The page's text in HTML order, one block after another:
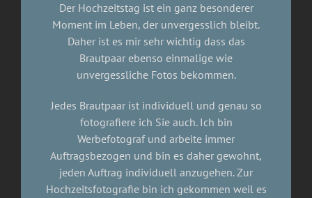
Der Hochzeitstag ist ein ganz besonderer
Moment im Leben, der unvergesslich bleibt.
Daher ist es mir sehr wichtig dass das
Brautpaar ebenso einmalige wie
unvergessliche Fotos bekommen.
Jedes Brautpaar ist individuell und genau so
fotografiere ich Sie auch. Ich bin
Werbefotograf und arbeite immer
Auftragsbezogen und bin es daher gewohnt,
jeden Auftrag individuell anzugehen. Zur
Hochzeitsfotografie bin ich gekommen weil es